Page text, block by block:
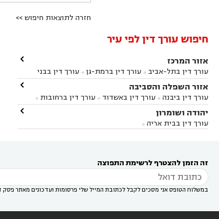
חזרה לתוצאות חיפוש >>
חיפוש עורך דין לפי עיר
אזור המרכז
עורך דין בתל-אביב  עורך דין ברמת-גן 
עורך דין בבני
ברק עורך דין בפתח תקווה עורך דין בראשון לציון
עורך דין ברחובות עורך דין בנס ציונה
במודיעין
עורך דין בהרצליה עורך דין בחולון
עורך
דין בקרית אונו
אונו
עורך דין בבת ים
דין בשוהם 

אזור השפלה והסביבה
עורך דין ביבנה  עורך דין באשדוד  עורך דין ברחובות 
עורך דין בראשון לציון עורך דין במודיעין
עורך דין
בבאר יעקב
עורך דין בגדרה

יהודה ושומרון
עורך דין בבית אריה 

זה הזמן להצטרף לרשימת התפוצה
במשלוח הטופס אני מסכים לקבל לכתובת המייל שלי פרסומות ועדכונים מאתר פסק